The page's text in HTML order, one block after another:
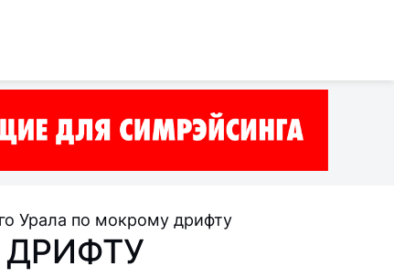
Урала по мокрому дрифту